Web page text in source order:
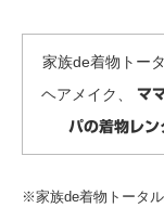
家族de着物トー
ヘアメイク、 マ
パの着物レ
※家族de着物トータ